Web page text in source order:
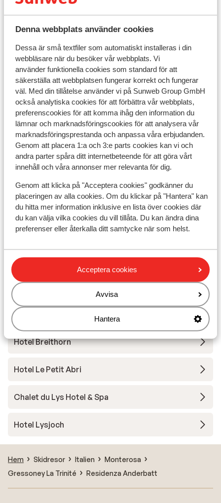
Denna webbplats använder cookies
Dessa är små textfiler som automatiskt installeras i din
webbläsare när du besöker vår webbplats. Vi
använder funktionella cookies som standard för att
säkerställa att webbplatsen fungerar korrekt och fungerar
väl. Med din tillåtelse använder vi på Sunweb Group GmbH
också analytiska cookies för att förbättra vår webbplats,
preferenscookies för att komma ihåg den information du
lämnar och marknadsföringscookies för att analysera vår
marknadsföringsprestanda och anpassa våra erbjudanden.
Genom att placera 1:a och 3:e parts cookies kan vi och
andra parter spåra ditt internetbeteende för att göra vårt
innehåll och våra annonser mer relevanta för dig.
Genom att klicka på "Acceptera cookies" godkänner du
placeringen av alla cookies. Om du klickar på "Hantera" kan
du hitta mer information inklusive en lista över cookies där
du kan välja vilka cookies du vill tillåta. Du kan ändra dina
preferenser eller återkalla ditt samtycke när som helst.
Acceptera cookies
Avvisa
Hantera
Skidskola
Utrustning
Andra boenden i Monterosa
Residence Maison Fosson
Residence dei Walser
Hotel La Trinitè Monboso
Apartment Ferra
Apartment Laura
Au Charmant Petit Lac Spa & Park Hotel
Breithorn Lodge
Hotel Bellevue
Hotel Breithorn
Hotel Le Petit Abri
Chalet du Lys Hotel & Spa
Hotel Lysjoch
Hem Skidresor Italien
Monterosa
Gressoney La Trinité
Residenza Anderbatt